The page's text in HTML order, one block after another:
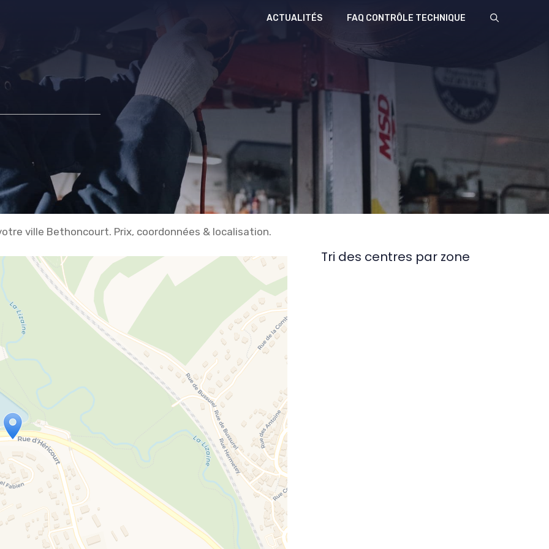
ACTUALITÉS FAQ CONTRÔLE TECHNIQUE
ville Bethoncourt. Prix, coordonnées & localisation.
If you see this after your page is loaded completely, leafletJS files are missing.
Tri des centres par zone